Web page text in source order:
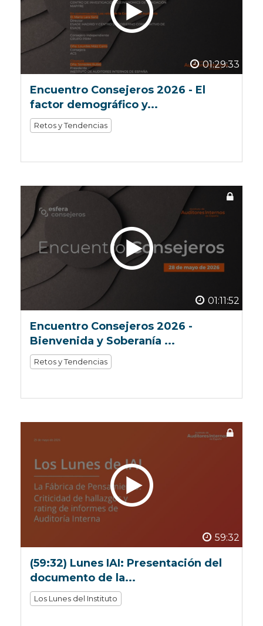
01:29:33
Encuentro Consejeros 2026 - El
factor demográfico y...
Retos y Tendencias
01:11:52
Encuentro Consejeros 2026 -
Bienvenida y Soberanía ...
Retos y Tendencias
59:32
(59:32) Lunes IAI: Presentación del
documento de la...
Los Lunes del Instituto